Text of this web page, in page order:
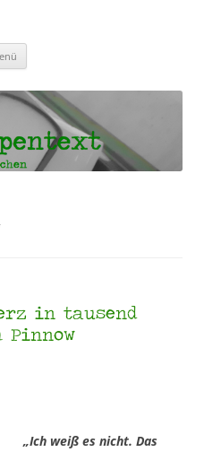
in tausend
Pinnow
„Ich weiß es nicht. Das